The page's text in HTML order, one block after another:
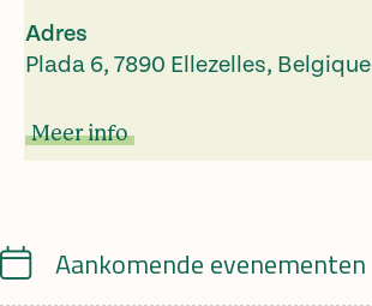
Adres
Plada 6, 7890 Ellezelles, Belgique
Meer info
CalendarAankomende evenementen